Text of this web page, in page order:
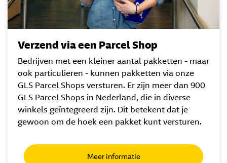
Verzend via een Parcel Shop
Bedrijven met een kleiner aantal pakketten - maar
ook particulieren - kunnen pakketten via onze
GLS Parcel Shops versturen. Er zijn meer dan 900
GLS Parcel Shops in Nederland, die in diverse
winkels geïntegreerd zijn. Dit betekent dat je
gewoon om de hoek een pakket kunt versturen.
Meer informatie